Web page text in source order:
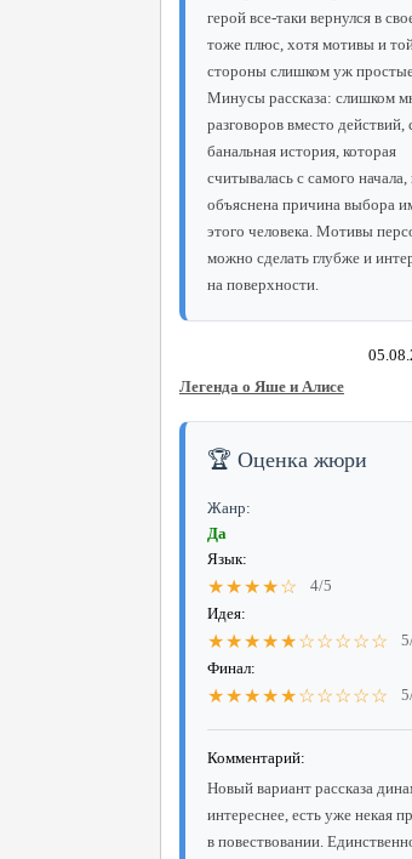
герой все-таки вернулся в
тоже плюс, хотя мотивы и
стороны слишком уж
Минусы рассказа: слишком
разговоров вместо
банальная история, которая
считывалась с самого начала,
объяснена причина выбора
этого человека. Мотивы
можно сделать глубже и
на поверхности.
Легенда о Яше и Алисе
🏆 Оценка жюри
Жанр:
Да
Язык:
★★★★☆
4/5
Идея:
★★★★★☆☆☆☆☆
Финал:
★★★★★☆☆☆☆☆
Комментарий:
Новый вариант рассказа
интереснее, есть уже некая
в повествовании.